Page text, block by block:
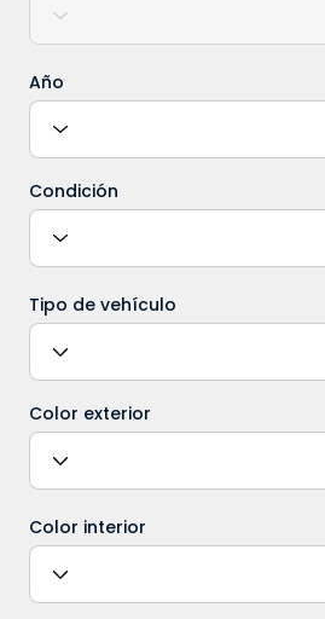
Año
Condición
Tipo de vehículo
Color exterior
Color interior